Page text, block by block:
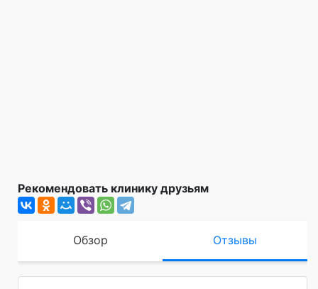
Рекомендовать клинику друзьям
Обзор Отзывы